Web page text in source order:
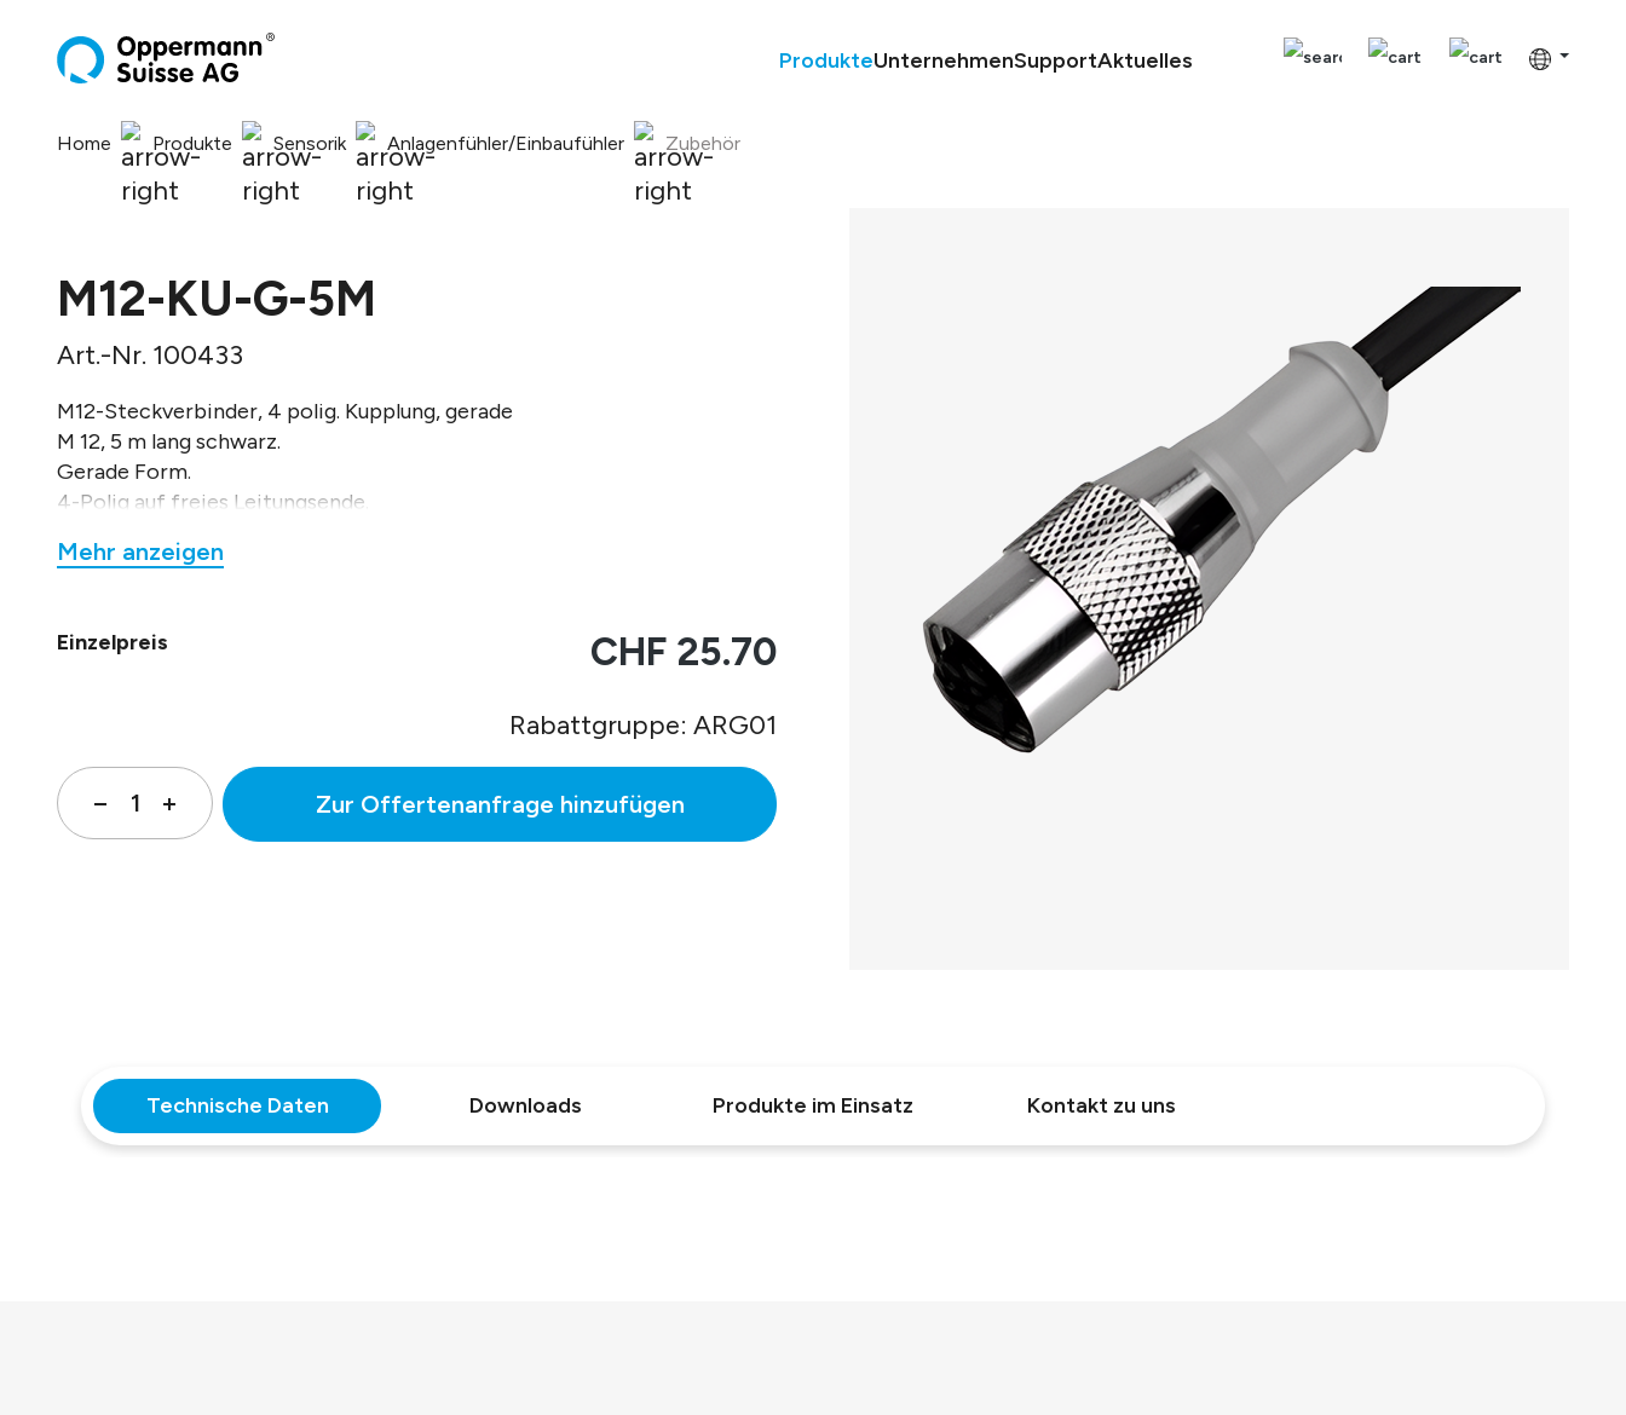
ProdukteUnternehmenSupportAktuelles
Home Produkte Sensorik Anlagenfühler/Einbaufühler Zubehör
M12-KU-G-5M
Art.-Nr. 100433
M12-Steckverbinder, 4 polig. Kupplung, gerade
M 12, 5 m lang schwarz.
Gerade Form.
4-Polig auf freies Leitungsende.
PUR 4 x 0,34 mm² mit UL-Zulassung.
Mehr anzeigen
Einzelpreis CHF 25.70
Rabattgruppe: ARG01
Zur Offertenanfrage hinzufügen
Technische Daten Downloads Produkte im Einsatz Kontakt zu uns